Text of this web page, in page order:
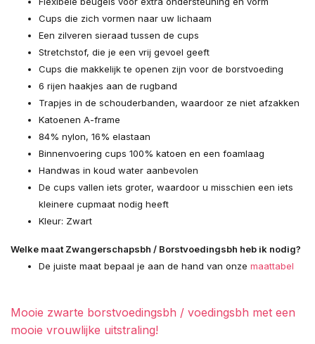
Uitverkocht
Uitverkocht
Uitverkocht
Cups die zich vormen naar uw lichaam
Een zilveren sieraad tussen de cups
Stretchstof, die je een vrij gevoel geeft
Cups die makkelijk te openen zijn voor de borstvoeding
6 rijen haakjes aan de rugband
Trapjes in de schouderbanden, waardoor ze niet afzakken
Katoenen A-frame
84% nylon, 16% elastaan
Binnenvoering cups 100% katoen en een foamlaag
Handwas in koud water aanbevolen
De cups vallen iets groter, waardoor u misschien een iets
kleinere cupmaat nodig heeft
Kleur: Zwart
Welke maat Zwangerschapsbh / Borstvoedingsbh heb ik nodig?
De juiste maat bepaal je aan de hand van onze maattabel
Mooie zwarte borstvoedingsbh / voedingsbh met een
mooie vrouwlijke uitstraling!